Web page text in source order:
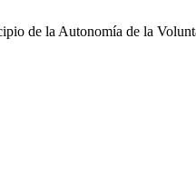
de la Autonomía de la